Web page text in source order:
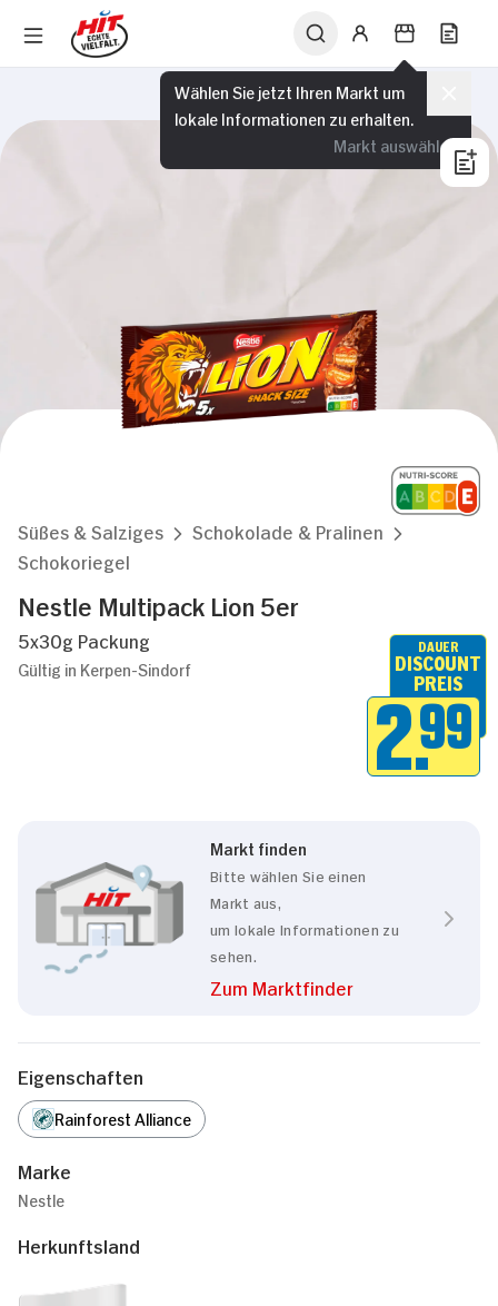
Wählen Sie jetzt Ihren Markt um
lokale Informationen zu erhalten.
Markt auswählen
Süßes & Salziges
Schokolade & Pralinen
Schokoriegel
Nestle Multipack Lion 5er
5x30g Packung
Gültig in Kerpen-Sindorf
DAUER
DISCOUNT
PREIS
2.99
Markt finden
Bitte wählen Sie einen
Markt aus,
um lokale Informationen zu
sehen.
Zum Marktfinder
Eigenschaften
Rainforest Alliance
Marke
Nestle
Herkunftsland